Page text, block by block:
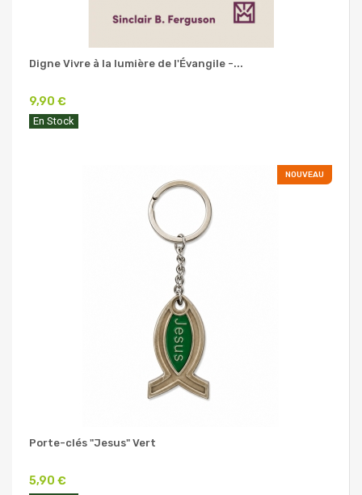
Digne Vivre à la lumière de l'Évangile -...
9,90 €
En Stock
NOUVEAU
Porte-clés "Jesus" Vert
5,90 €